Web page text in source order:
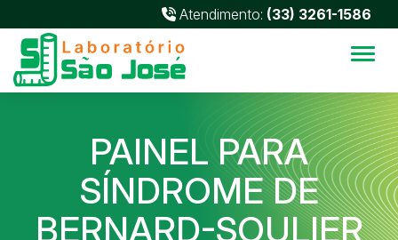
Atendimento: (33) 3261-1586
PAINEL PARA
SÍNDROME DE
BERNARD-SOULIER